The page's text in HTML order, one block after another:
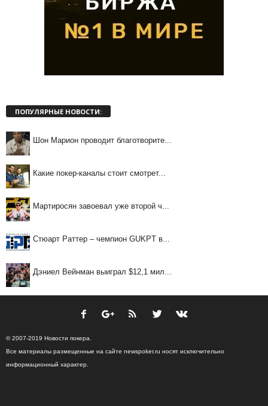
ПОПУЛЯРНЫЕ НОВОСТИ:
Шон Марион проводит благотворите...
Какие покер-каналы стоит смотрет...
Мартиросян завоевал уже второй ч...
Стюарт Раттер – чемпион GUKPT в...
Дэниел Вейнман выиграл $12,1 мил...
© 2007-2019 Новости покера.
Все материалы размещенные на сайте newspoker.ru носят исключительно
информационный характер.